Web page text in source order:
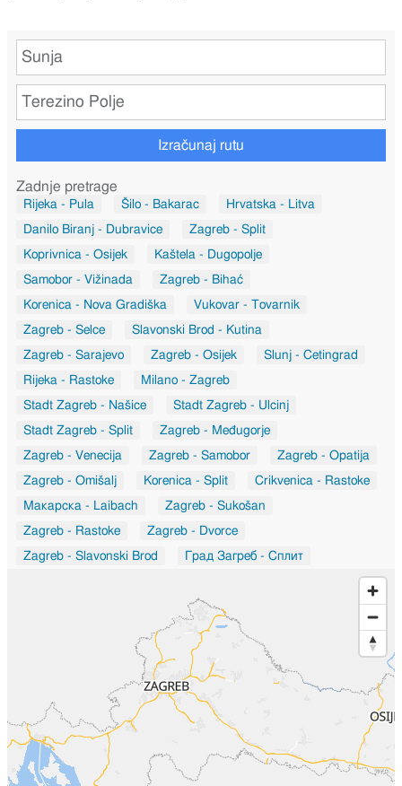
Izračunaj rutu
Zadnje pretrage
Rijeka - Pula Šilo - Bakarac
Hrvatska - Litva
Danilo Biranj - Dubravice
Zagreb - Split
Koprivnica - Osijek
Kaštela - Dugopolje
Samobor - Vižinada
Zagreb - Bihać
Korenica - Nova Gradiška
Vukovar - Tovarnik
Zagreb - Selce
Slavonski Brod - Kutina
Zagreb - Sarajevo
Zagreb - Osijek
Slunj - Cetingrad
Rijeka - Rastoke
Milano - Zagreb
Stadt Zagreb - Našice
Stadt Zagreb - Ulcinj
Stadt Zagreb - Split
Zagreb - Međugorje
Zagreb - Venecija
Zagreb - Samobor
Zagreb - Opatija
Zagreb - Omišalj
Korenica - Split
Crikvenica - Rastoke
Макарска - Laibach
Zagreb - Sukošan
Zagreb - Rastoke
Zagreb - Dvorce
Zagreb - Slavonski Brod
Град Загреб - Сплит
Град Загреб - Ashok Vihar
Koprivnica - Slavonski Brod
Zagreb - Našice
Zagreb - Sveti Martin na Muri
Duga Resa - Buzet
Municipality of Povljana - Karlovac
Zagreb - Nova Gradiška
Osijek - Vinkovci
Zagreb - Pozega
Mirlović Zagora - Kaštela